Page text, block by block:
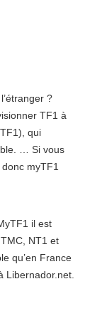
?
TF1 à
qui
… Si vous
myTF1
il est
NT1 et
qu’en France
Libernador.net.